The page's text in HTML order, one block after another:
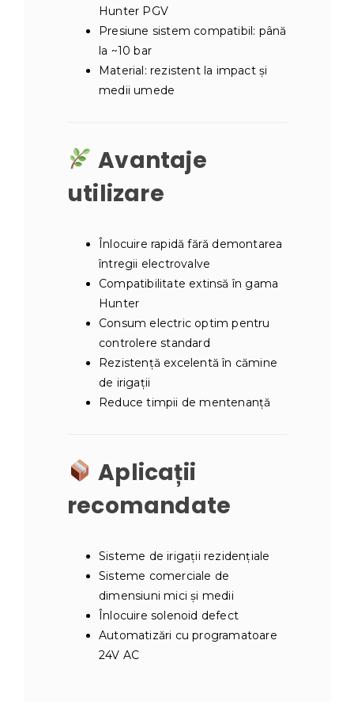
Hunter PGV
Presiune sistem compatibil: până
la ~10 bar
Material: rezistent la impact și
medii umede
Avantaje
utilizare
Înlocuire rapidă fără demontarea
întregii electrovalve
Compatibilitate extinsă în gama
Hunter
Consum electric optim pentru
controlere standard
Rezistență excelentă în cămine
de irigații
Reduce timpii de mentenanță
Aplicații
recomandate
Sisteme de irigații rezidențiale
Sisteme comerciale de
dimensiuni mici și medii
Înlocuire solenoid defect
Automatizări cu programatoare
24V AC